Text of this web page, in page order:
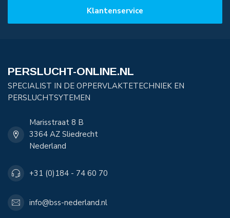
Klantenservice
PERSLUCHT-ONLINE.NL
SPECIALIST IN DE OPPERVLAKTETECHNIEK EN
PERSLUCHTSYTEMEN
Marisstraat 8 B
3364 AZ Sliedrecht
Nederland
+31 (0)184 - 74 60 70
info@bss-nederland.nl